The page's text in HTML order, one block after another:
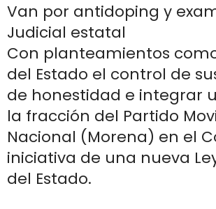
Van por antidoping y
Judicial estatal
Con planteamientos
del Estado el control de
de honestidad e integrar
la fracción del Partido
Nacional (Morena) en el
iniciativa de una nueva
del Estado.